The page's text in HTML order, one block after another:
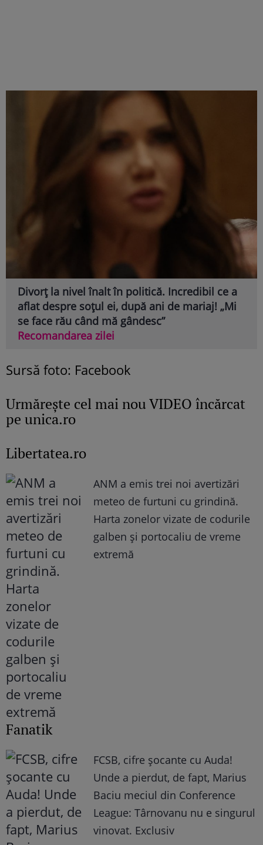
Divorț la nivel înalt în politică. Incredibil ce a
aflat despre soțul ei, după ani de mariaj! „Mi
se face rău când mă gândesc”
Recomandarea zilei
Sursă foto: Facebook
Urmăreşte cel mai nou VIDEO încărcat
pe unica.ro
Libertatea.ro
ANM a emis trei noi avertizări
meteo de furtuni cu grindină.
Harta zonelor vizate de codurile
galben și portocaliu de vreme
extremă
Fanatik
FCSB, cifre șocante cu Auda!
Unde a pierdut, de fapt, Marius
Baciu meciul din Conference
League: Târnovanu nu e singurul
vinovat. Exclusiv